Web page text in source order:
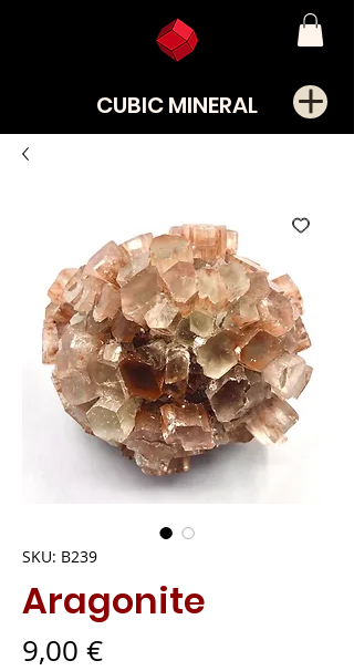
CUBIC MINERAL
SKU: B239
Aragonite
9,00 €Preço